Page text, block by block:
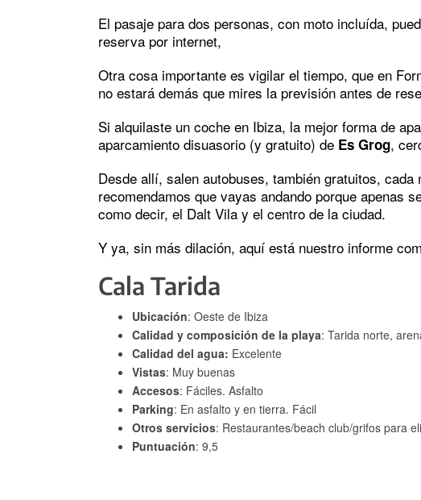
El pasaje para dos personas, con moto incluída,
reserva por internet,
Otra cosa importante es vigilar el tiempo, que en
no estará demás que mires la previsión antes de
Si alquilaste un coche en Ibiza, la mejor forma de
aparcamiento disuasorio (y gratuito) de Es Grog,
Desde allí, salen autobuses, también gratuitos,
recomendamos que vayas andando porque apenas
como decir, el Dalt Vila y el centro de la ciudad.
Y ya, sin más dilación, aquí está nuestro informe
Cala Tarida
Ubicación: Oeste de Ibiza
Calidad y composición de la playa: Tarida norte,
Calidad del agua: Excelente
Vistas: Muy buenas
Accesos: Fáciles. Asfalto
Parking: En asfalto y en tierra. Fácil
Otros servicios: Restaurantes/beach club/grifos para
Puntuación: 9,5